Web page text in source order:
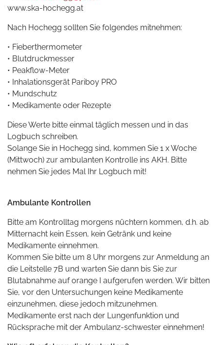
www.ska-hochegg.at
Nach Hochegg sollten Sie folgendes mitnehmen:
• Fieberthermometer
• Blutdruckmesser
• Peakflow-Meter
• Inhalationsgerät Pariboy PRO
• Mundschutz
• Medikamente oder Rezepte
Diese Werte bitte einmal täglich messen und in das
Logbuch schreiben.
Solange Sie in Hochegg sind, kommen Sie 1 x Woche
(Mittwoch) zur ambulanten Kontrolle ins AKH. Bitte
nehmen Sie jedes Mal Ihr Logbuch mit!
Ambulante Kontrollen
Bitte am Kontrolltag morgens nüchtern kommen, d.h. ab
Mitternacht kein Essen, kein Getränk und keine
Medikamente einnehmen.
Kommen Sie bitte um 8 Uhr morgens zur Anmeldung an
die Leitstelle 7B und warten Sie dann bis Sie zur
Blutabnahme auf orange I aufgerufen werden. Wir bitten
Sie, vor den Untersuchungen keine Medikamente
einzunehmen, diese jedoch mitzunehmen.
Medikamente erst nach der Lungenfunktion und
Rücksprache mit der Ambulanz-schwester einnehmen!